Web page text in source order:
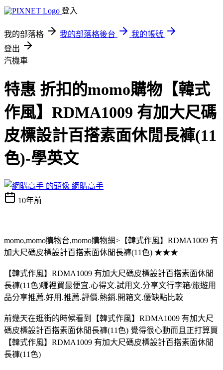
登入
我的部落格 我的部落格後台
我的帳號
登出
汽機車
特惠 折扣的momo購物【韓式
作風】RDMA1009 有加大尺碼
皮標設計百搭素面休閒長褲(11
色)-學英文
網購高手
10年前
momo,momo購物台,momo購物網>【韓式作風】RDMA1009 有
加大尺碼皮標設計百搭素面休閒長褲(11色) ★★★
【韓式作風】RDMA1009 有加大尺碼皮標設計百搭素面休閒
長褲(11色)哪裡買最便宜.心得文.試用文.分享文行李箱/旅遊用
品分享推薦.好用.推薦.評價.熱銷.開箱文.優缺點比較
前幾天在逛街的時候看到【韓式作風】RDMA1009 有加大尺
碼皮標設計百搭素面休閒長褲(11色) 覺得很心動而且正打算買
【韓式作風】RDMA1009 有加大尺碼皮標設計百搭素面休閒
長褲(11色)